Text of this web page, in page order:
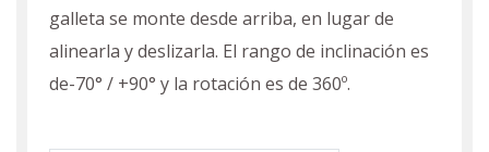
galleta se monte desde arriba, en lugar de
alinearla y deslizarla. El rango de inclinación es
de-70° / +90° y la rotación es de 360º.